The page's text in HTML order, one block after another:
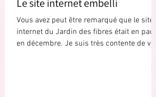
Le site internet embelli
Vous avez peut être remarqué que le site
internet du Jardin des fibres était en
en décembre. Je suis très contente de